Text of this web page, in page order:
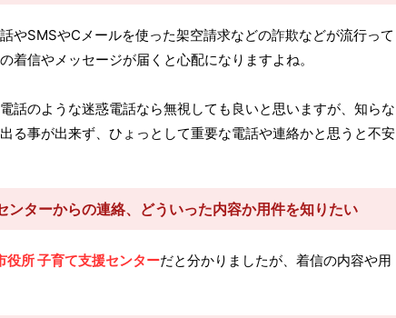
やSMSやCメールを使った架空請求などの詐欺などが流行って
着信やメッセージが届くと心配になりますよね。
話のような迷惑電話なら無視しても良いと思いますが、知らな
る事が出来ず、ひょっとして重要な電話や連絡かと思うと不安
ンターからの連絡、どういった内容か用件を知りたい
役所 子育て支援センターだと分かりましたが、着信の内容や用